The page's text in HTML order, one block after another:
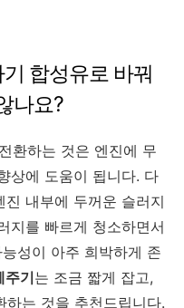
합성유로 바꿔
나요?
환하는 것은 엔진에 무
상에 도움이 됩니다. 다
내부에 두꺼운 슬러지
지를 빠르게 청소하면서
성이 아주 희박하게 존
주기는 조금 짧게 잡고,
는 것을 추천드립니다.